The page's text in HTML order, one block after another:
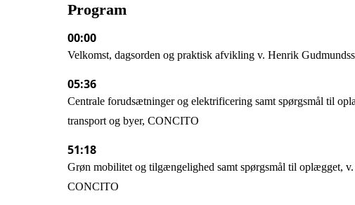
Program
00:00
Velkomst, dagsorden og praktisk afvikling v. Henrik
05:36
Centrale forudsætninger og elektrificering samt spørgsmål til
transport og byer, CONCITO
51:18
Grøn mobilitet og tilgængelighed samt spørgsmål til oplægget,
CONCITO